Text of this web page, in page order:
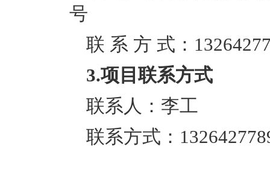
号
联 系 方 式：
3.项目联系方式
联系人：李工
联系方式： 1